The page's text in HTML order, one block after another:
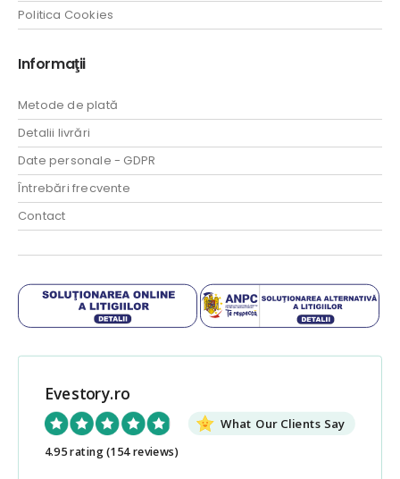
Politica Cookies
Informaţii
Metode de plată
Detalii livrări
Date personale - GDPR
Întrebări frecvente
Contact
Evestory.ro
What Our Clients Say
4.95 rating(154 reviews)